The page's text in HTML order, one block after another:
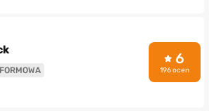
6
196 ocen